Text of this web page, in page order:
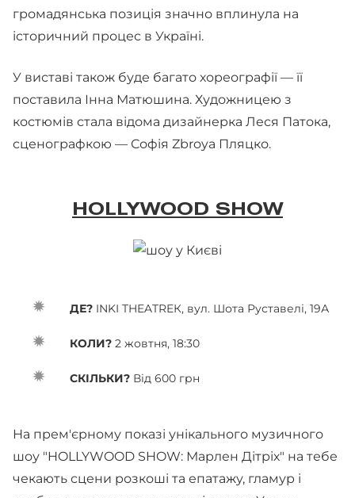
громадянська позиція значно вплинула на
історичний процес в Україні.
У виставі також буде багато хореографії — її
поставила Інна Матюшина. Художницею з
костюмів стала відома дизайнерка Леся Патока,
сценографкою — Софія Zbroya Пляцко.
HOLLYWOOD SHOW
ДЕ? INKI THEATREК, вул. Шота Руставелі, 19А
КОЛИ? 2 жовтня, 18:30
СКІЛЬКИ? Від 600 грн
На прем'єрному показі унікального музичного
шоу "HOLLYWOOD SHOW: Марлен Дітріх" на тебе
чекають сцени розкоші та епатажу, гламур і